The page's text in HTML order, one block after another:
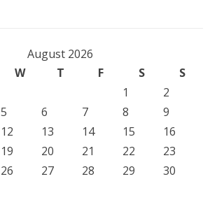
August 2026
W T F S
S
1
2
5 6 7 8
9
12 13 14 15
16
19 20 21 22
23
26 27 28 29
30